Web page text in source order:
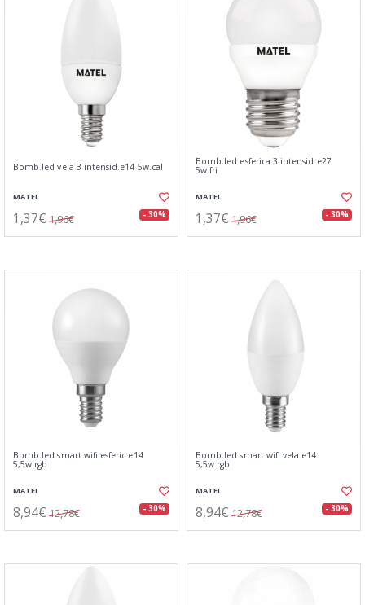
Bomb.led vela 3 intensid.e14 5w.cal
MATEL
1,37€ 1,96€ - 30%
Bomb.led esferica 3 intensid.e27
5w.fri
MATEL
1,37€ 1,96€ - 30%
Bomb.led smart wifi esferic.e14
5,5w.rgb
MATEL
8,94€ 12,78€ - 30%
Bomb.led smart wifi vela e14
5,5w.rgb
MATEL
8,94€ 12,78€ - 30%